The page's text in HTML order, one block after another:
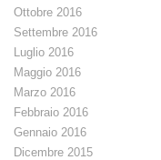
Ottobre 2016
Settembre 2016
Luglio 2016
Maggio 2016
Marzo 2016
Febbraio 2016
Gennaio 2016
Dicembre 2015